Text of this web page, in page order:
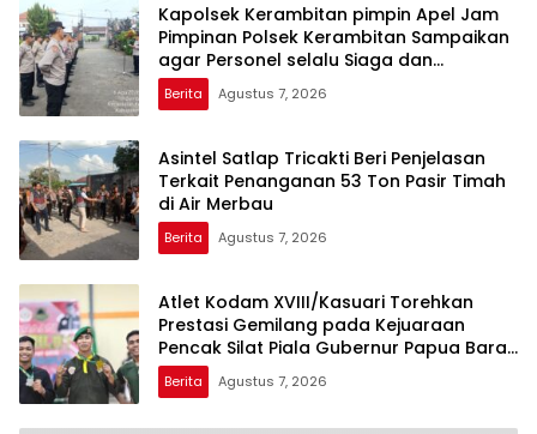
Kapolsek Kerambitan pimpin Apel Jam
Pimpinan Polsek Kerambitan Sampaikan
agar Personel selalu Siaga dan
Tanggap terhadap Perkembangan
Situasi
Berita Agustus 7, 2026
Asintel Satlap Tricakti Beri Penjelasan
Terkait Penanganan 53 Ton Pasir Timah
di Air Merbau
Berita Agustus 7, 2026
Atlet Kodam XVIII/Kasuari Torehkan
Prestasi Gemilang pada Kejuaraan
Pencak Silat Piala Gubernur Papua Barat
Daya 2026
Berita Agustus 7, 2026